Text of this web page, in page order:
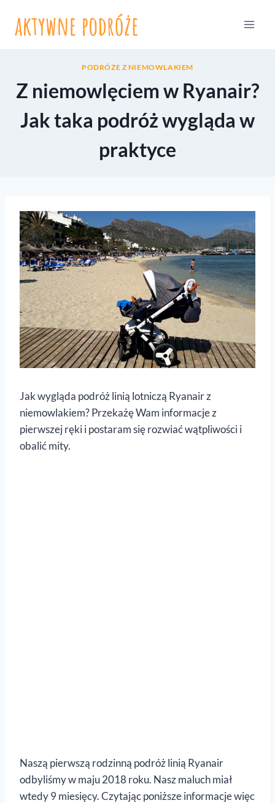
PODRÓŻE Z NIEMOWLAKIEM
Z niemowlęciem w Ryanair?
Jak taka podróż wygląda w
praktyce
Jak wygląda podróż linią lotniczą Ryanair z
niemowlakiem? Przekażę Wam informacje z
pierwszej ręki i postaram się rozwiać wątpliwości i
obalić mity.
Naszą pierwszą rodzinną podróż linią Ryanair
odbyliśmy w maju 2018 roku. Nasz maluch miał
wtedy 9 miesięcy. Czytając poniższe informacje więc